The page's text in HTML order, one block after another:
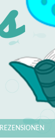
REZENSIONEN